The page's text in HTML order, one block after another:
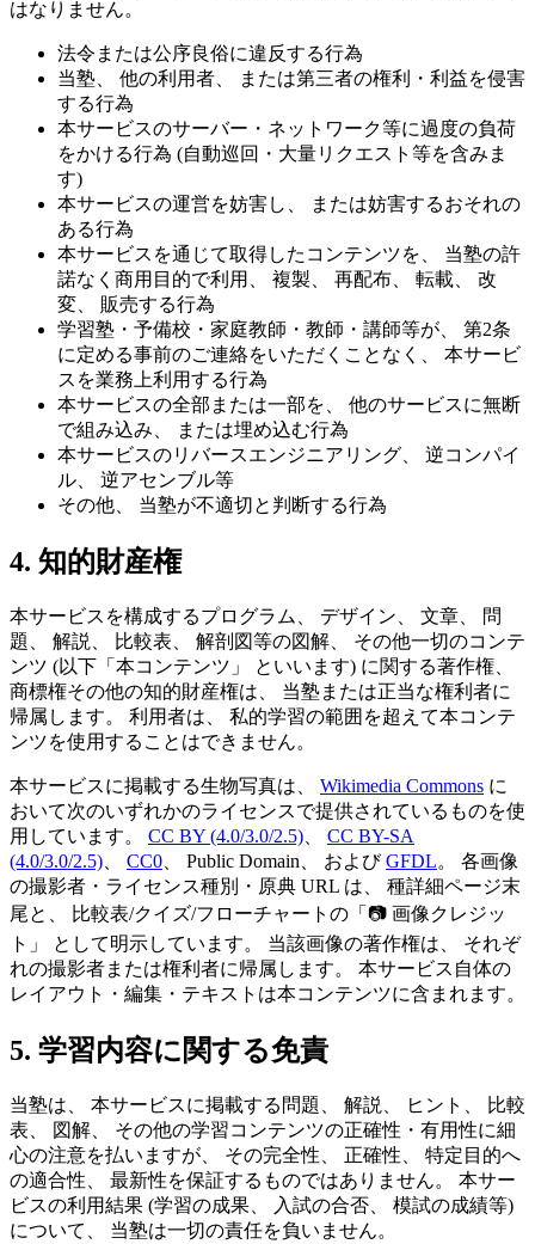
はなりません。
法令または公序良俗に違反する行為
当塾、 他の利用者、 または第三者の権利・利益を侵害
する行為
本サービスのサーバー・ネットワーク等に過度の負荷
をかける行為 (自動巡回・大量リクエスト等を含みま
す)
本サービスの運営を妨害し、 または妨害するおそれの
ある行為
本サービスを通じて取得したコンテンツを、 当塾の許
諾なく商用目的で利用、 複製、 再配布、 転載、 改
変、 販売する行為
学習塾・予備校・家庭教師・教師・講師等が、 第2条
に定める事前のご連絡をいただくことなく、 本サービ
スを業務上利用する行為
本サービスの全部または一部を、 他のサービスに無断
で組み込み、 または埋め込む行為
本サービスのリバースエンジニアリング、 逆コンパイ
ル、 逆アセンブル等
その他、 当塾が不適切と判断する行為
4. 知的財産権
本サービスを構成するプログラム、 デザイン、 文章、 問
題、 解説、 比較表、 解剖図等の図解、 その他一切のコンテ
ンツ (以下「本コンテンツ」 といいます) に関する著作権、
商標権その他の知的財産権は、 当塾または正当な権利者に
帰属します。 利用者は、 私的学習の範囲を超えて本コンテ
ンツを使用することはできません。
本サービスに掲載する生物写真は、 Wikimedia Commons に
おいて次のいずれかのライセンスで提供されているものを使
用しています。
CC BY (4.0/3.0/2.5)
CC BY-SA
(4.0/3.0/2.5)
CC0 、 Public Domain、 および GFDL。 各画像
の撮影者・ライセンス種別・原典 URL は、 種詳細ページ末
尾と、 比較表/クイズ/フローチャートの「📷 画像クレジッ
ト」 として明示しています。 当該画像の著作権は、 それぞ
れの撮影者または権利者に帰属します。 本サービス自体の
レイアウト・編集・テキストは本コンテンツに含まれます。
5. 学習内容に関する免責
当塾は、 本サービスに掲載する問題、 解説、 ヒント、 比較
表、 図解、 その他の学習コンテンツの正確性・有用性に細
心の注意を払いますが、 その完全性、 正確性、 特定目的へ
の適合性、 最新性を保証するものではありません。 本サー
ビスの利用結果 (学習の成果、 入試の合否、 模試の成績等)
について、 当塾は一切の責任を負いません。